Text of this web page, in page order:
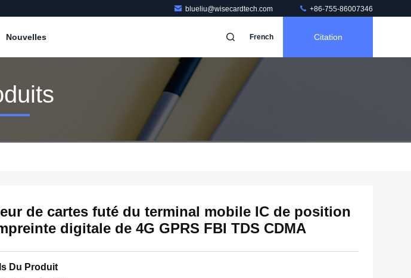
blueliu@wisecardtech.com +86-755-86007346
Nouvelles French Citation
de cartes futé du terminal mobile IC de position
digitale de 4G GPRS FBI TDS CDMA
Du Produit